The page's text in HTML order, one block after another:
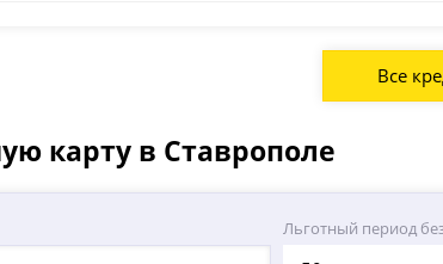
Все
карту в Ставрополе
Льготный период